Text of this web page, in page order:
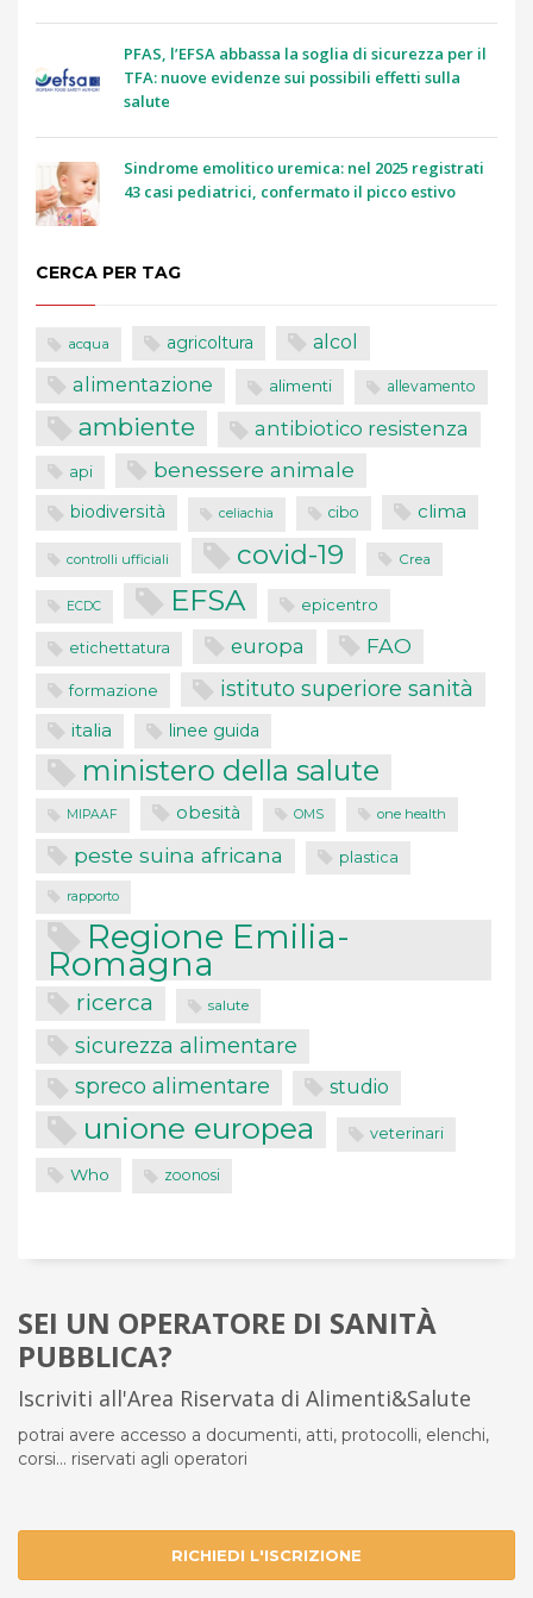
PFAS, l’EFSA abbassa la soglia di sicurezza per il
TFA: nuove evidenze sui possibili effetti sulla
salute
Sindrome emolitico uremica: nel 2025 registrati
43 casi pediatrici, confermato il picco estivo
CERCA PER TAG
acqua agricoltura alcol
alimentazione alimenti allevamento
ambiente antibiotico resistenza
api benessere animale
biodiversità celiachia cibo clima
controlli ufficiali covid-19 Crea
ECDC EFSA epicentro
etichettatura europa FAO
formazione istituto superiore sanità
italia linee guida
ministero della salute
MIPAAF obesità OMS one health
peste suina africana plastica
rapporto
Regione Emilia-
Romagna
ricerca salute
sicurezza alimentare
spreco alimentare studio
unione europea veterinari
Who zoonosi
SEI UN OPERATORE DI SANITÀ
PUBBLICA?
Iscriviti all'Area Riservata di Alimenti&Salute
potrai avere accesso a documenti, atti, protocolli, elenchi,
corsi... riservati agli operatori
RICHIEDI L'ISCRIZIONE